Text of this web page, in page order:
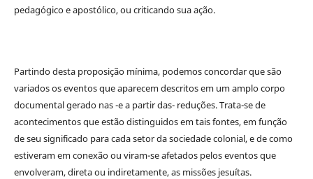
pedagógico e apostólico, ou criticando sua ação.
Partindo desta proposição mínima, podemos concordar que são
variados os eventos que aparecem descritos em um amplo corpo
documental gerado nas -e a partir das- reduções. Trata-se de
acontecimentos que estão distinguidos em tais fontes, em função
de seu significado para cada setor da sociedade colonial, e de como
estiveram em conexão ou viram-se afetados pelos eventos que
envolveram, direta ou indiretamente, as missões jesuítas.